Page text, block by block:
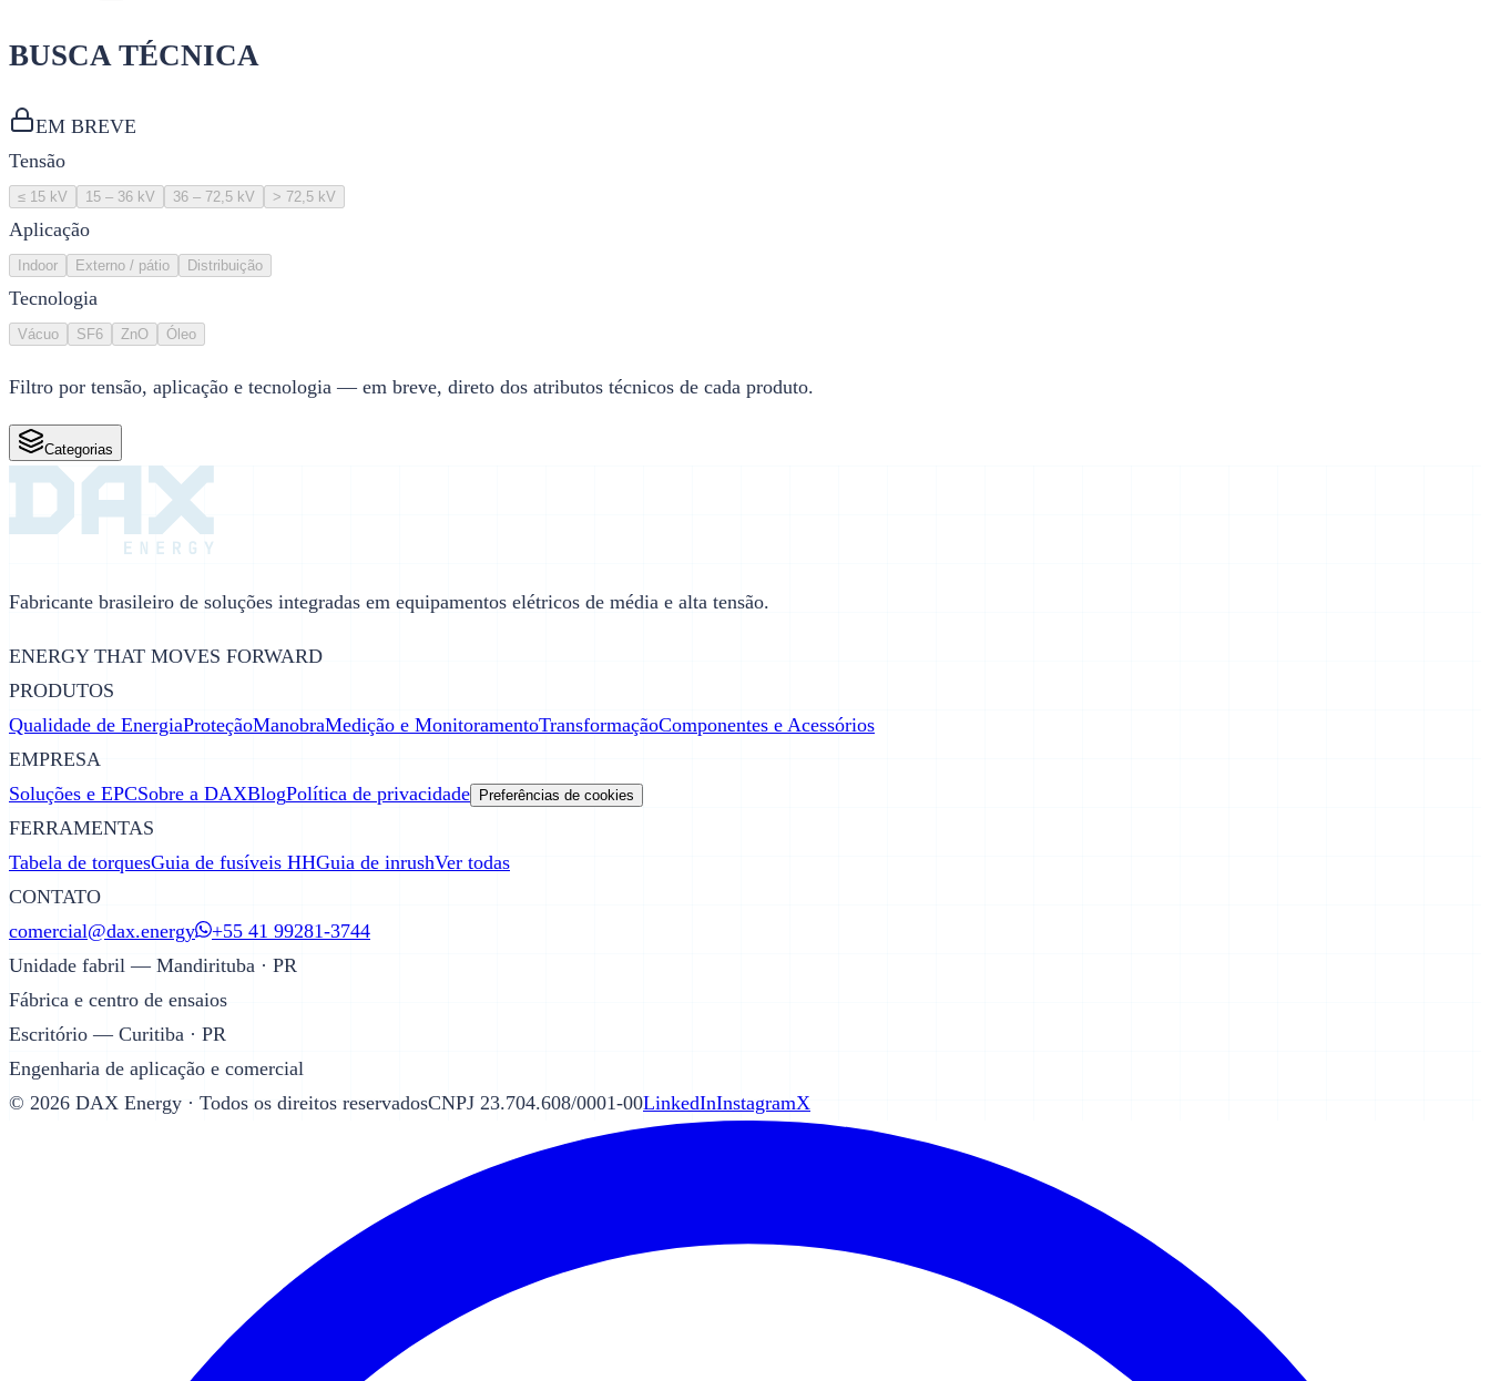
BUSCA TÉCNICA
EM BREVE
Tensão
≤ 15 kV 15 – 36 kV 36 – 72,5 kV > 72,5 kV
Aplicação
Indoor Externo / pátio Distribuição
Tecnologia
Vácuo SF6 ZnO Óleo
Filtro por tensão, aplicação e tecnologia — em breve, direto dos atributos técnicos de cada produto.
Categorias
Fabricante brasileiro de soluções integradas em equipamentos elétricos de média e alta tensão.
ENERGY THAT MOVES FORWARD
PRODUTOS
Qualidade de EnergiaProteçãoManobraMedição e MonitoramentoTransformaçãoComponentes e Acessórios
EMPRESA
Soluções e EPCSobre a DAXBlogPolítica de privacidade Preferências de cookies
FERRAMENTAS
Tabela de torquesGuia de fusíveis HHGuia de inrushVer todas
CONTATO
comercial@dax.energy
+55 41 99281-3744
Unidade fabril — Mandirituba · PR
Fábrica e centro de ensaios
Escritório — Curitiba · PR
Engenharia de aplicação e comercial
© 2026 DAX Energy · Todos os direitos reservadosCNPJ 23.704.608/0001-00LinkedInInstagramX